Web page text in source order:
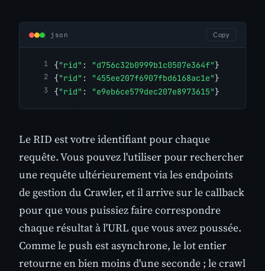
json Copy
{"rid" : "d756c32b0999b1c0507e364f"}
{"rid" : "455ee207f6907fbd6168ac1e"}
{"rid" : "e9eb6ce579dec207e8973615"}
Le RID est votre identifiant pour chaque
requête. Vous pouvez l'utiliser pour rechercher
une requête ultérieurement via les endpoints
de gestion du Crawler, et il arrive sur le callback
pour que vous puissiez faire correspondre
chaque résultat à l'URL que vous avez poussée.
Comme le push est asynchrone, le lot entier
retourne en bien moins d'une seconde ; le crawl